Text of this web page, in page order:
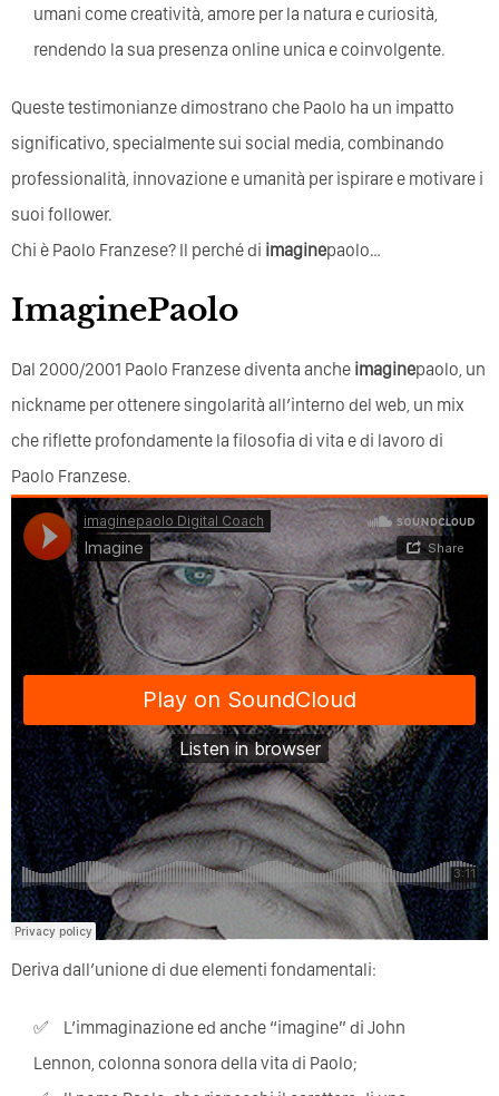
umani come creatività, amore per la natura e curiosità,
rendendo la sua presenza online unica e coinvolgente.
Queste testimonianze dimostrano che Paolo ha un impatto
significativo, specialmente sui social media, combinando
professionalità, innovazione e umanità per ispirare e motivare i
suoi follower.
Chi è Paolo Franzese? Il perché di imaginepaolo…
ImaginePaolo
Dal 2000/2001 Paolo Franzese diventa anche imaginepaolo, un
nickname per ottenere singolarità all’interno del web, un mix
che riflette profondamente la filosofia di vita e di lavoro di
Paolo Franzese.
Deriva dall’unione di due elementi fondamentali:
l’immaginazione ed anche “imagine” di John
Lennon, colonna sonora della vita di Paolo;